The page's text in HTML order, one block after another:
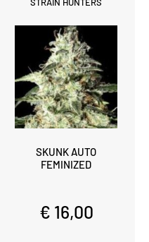
SKUNK AUTO
FEMINIZED
€ 16,00